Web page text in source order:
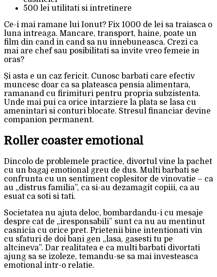
500 lei utilitati si intretinere
Ce-i mai ramane lui Ionut? Fix 1000 de lei sa traiasca o
luna intreaga. Mancare, transport, haine, poate un
film din cand in cand sa nu innebuneasca. Crezi ca
mai are chef sau posibilitati sa invite vreo femeie in
oras?
Și asta e un caz fericit. Cunosc barbati care efectiv
muncesc doar ca sa plateasca pensia alimentara,
ramanand cu firimituri pentru propria subzistenta.
Unde mai pui ca orice intarziere la plata se lasa cu
amenintari si conturi blocate. Stresul financiar devine
companion permanent.
Roller coaster emotional
Dincolo de problemele practice, divortul vine la pachet
cu un bagaj emotional greu de dus. Multi barbati se
confrunta cu un sentiment coplesitor de vinovatie – ca
au „distrus familia”, ca si-au dezamagit copiii, ca au
esuat ca soti si tati.
Societatea nu ajuta deloc, bombardandu-i cu mesaje
despre cat de „iresponsabili” sunt ca nu au mentinut
casnicia cu orice pret. Prietenii bine intentionati vin
cu sfaturi de doi bani gen „lasa, gasesti tu pe
altcineva”. Dar realitatea e ca multi barbati divortati
ajung sa se izoleze, temandu-se sa mai investeasca
emotional intr-o relatie.